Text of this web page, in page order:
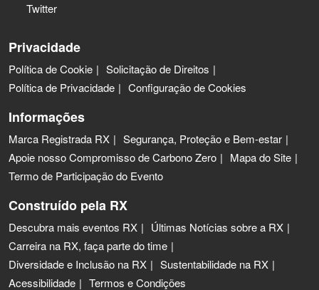
Twitter
Privacidade
Política de Cookie
Solicitação de Direitos
Política de Privacidade
Configuração de Cookies
Informações
Marca Registrada RX
Segurança, Proteção e Bem-estar
Apoie nosso Compromisso de Carbono Zero
Mapa do Site
Termo de Participação do Evento
Construído pela RX
Descubra mais eventos RX
Últimas Notícias sobre a RX
Carreira na RX, faça parte do time
Diversidade e Inclusão na RX
Sustentabilidade na RX
Acessibilidade
Termos e Condições